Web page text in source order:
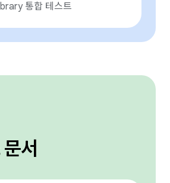
통합 테스트
서